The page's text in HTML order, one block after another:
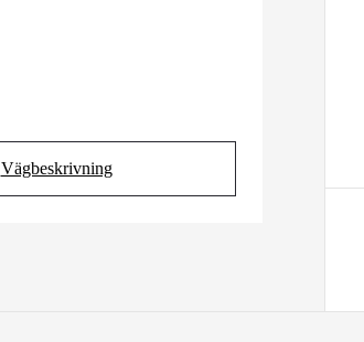
Vägbeskrivning
(Opens in new tab)